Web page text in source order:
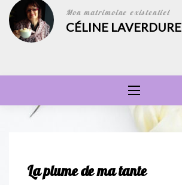
Mon matrimoine existentiel
CÉLINE LAVERDURE
La plume de ma tante